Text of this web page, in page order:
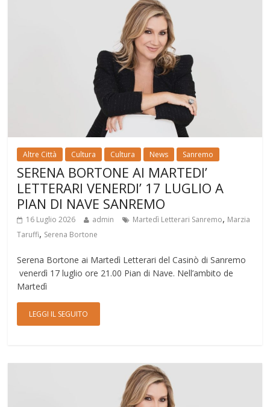
Altre Città Cultura Cultura News Sanremo
SERENA BORTONE AI MARTEDI’
LETTERARI VENERDI’ 17 LUGLIO A
PIAN DI NAVE SANREMO
16 Luglio 2026 admin Martedì Letterari Sanremo, Marzia
Taruffi, Serena Bortone
Serena Bortone ai Martedì Letterari del Casinò di Sanremo
venerdì 17 luglio ore 21.00 Pian di Nave. Nell’ambito de
Martedì
LEGGI IL SEGUITO